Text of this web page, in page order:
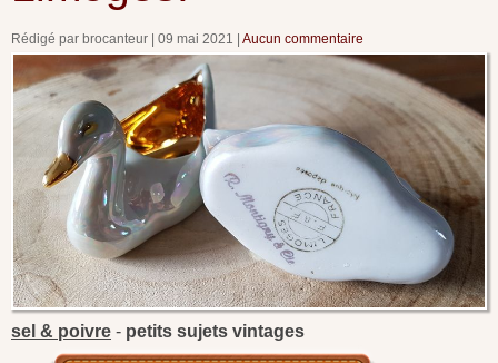
Rédigé par brocanteur 09 mai 2021 Aucun commentaire
sel & poivre - petits sujets vintages